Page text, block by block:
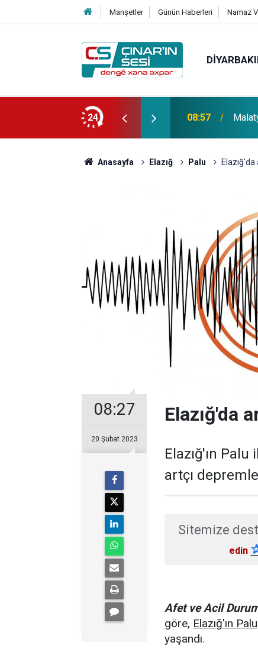
Manşetler Günün Haberleri Namaz
24
tüketimi ciddi sağlık sorunlarına yol
08:57
Anasayfa Elazığ Palu
08:27
20 Şubat 2023
Elazığ'da
Elazığ'ın
artçı
Sitemize
edin
Afet ve Acil
göre, Elazığ'ın Palu
yaşandı.